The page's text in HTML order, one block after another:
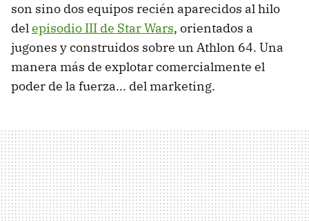
son sino dos equipos recién aparecidos al hilo
delepisodio III de Star Wars, orientados a
jugones y construidos sobre un Athlon 64. Una
manera más de explotar comercialmente el
poder de la fuerza... del marketing.